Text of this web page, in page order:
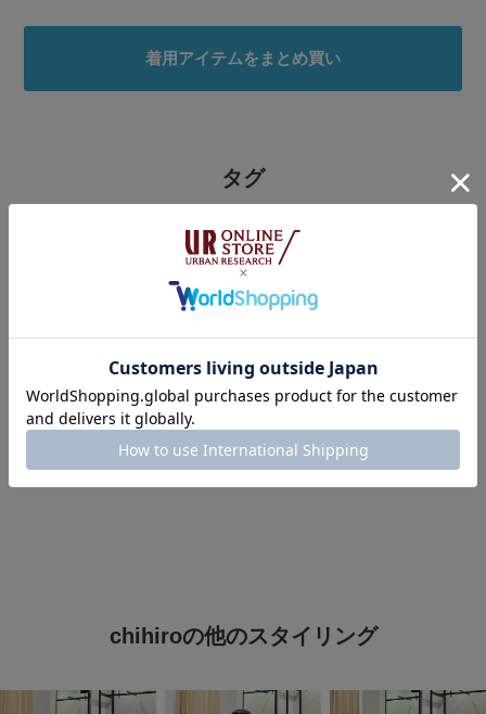
着用アイテムをまとめ買い
タグ
#大人カジュアルコーデ
#休日スタイル
#お出かけコーデ #過ごしやすい #新生活オフィススタイル
#春のアクティブコーデ
chihiroの他のスタイリング